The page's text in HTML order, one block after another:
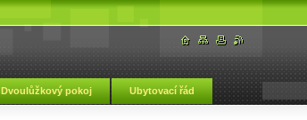
Dvoulůžkový pokoj Ubytovací řád